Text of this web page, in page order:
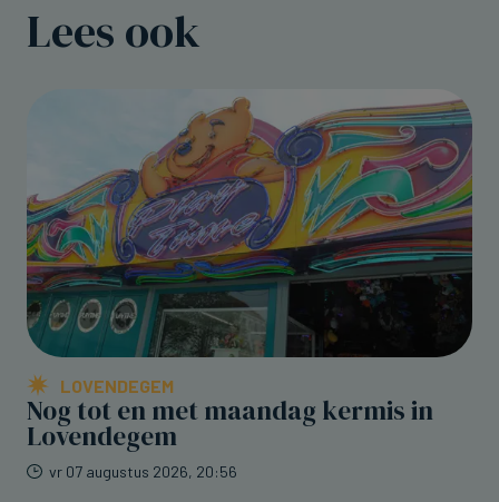
Lees ook
LOVENDEGEM
Nog tot en met maandag kermis in
Lovendegem
vr 07 augustus 2026, 20:56